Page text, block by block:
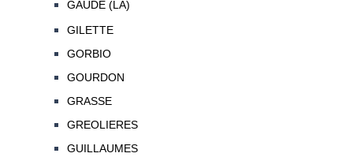
GAUDE (LA)
GILETTE
GORBIO
GOURDON
GRASSE
GREOLIERES
GUILLAUMES